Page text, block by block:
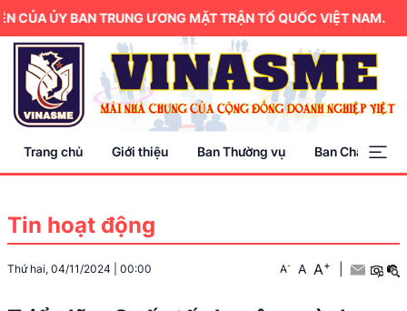
ỦY BAN TRUNG ƯƠNG MẶT TRẬN TỔ QUỐC VIỆT NAM.
Trang chủ Giới thiệu Ban Thường vụ Ban Chấp hành
Tin hoạt động
Thứ hai, 04/11/2024 00:00 A- A A+